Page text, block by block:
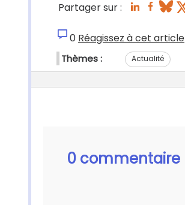
Partager sur :
0 Réagissez à cet article
Thèmes : Actualité
0 commentaire